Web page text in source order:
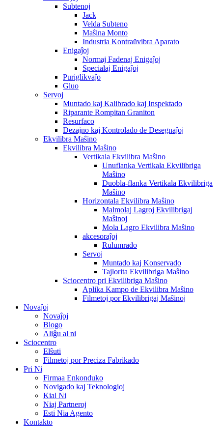
Subtenoj
Jack
Velda Subteno
Maŝina Monto
Industria Kontraŭvibra Aparato
Enigaĵoj
Normaj Fadenaj Enigaĵoj
Specialaj Enigaĵoj
Puriglikvaĵo
Gluo
Servoj
Muntado kaj Kalibrado kaj Inspektado
Riparante Rompitan Graniton
Resurfaco
Dezajno kaj Kontrolado de Desegnaĵoj
Ekvilibra Maŝino
Ekvilibra Maŝino
Vertikala Ekvilibra Maŝino
Unuflanka Vertikala Ekvilibriga
Maŝino
Duobla-flanka Vertikala Ekvilibriga
Maŝino
Horizontala Ekvilibra Maŝino
Malmolaj Lagroj Ekvilibrigaj
Maŝinoj
Mola Lagro Ekvilibra Maŝino
akcesoraĵoj
Rulumrado
Servoj
Muntado kaj Konservado
Tajlorita Ekvilibriga Maŝino
Sciocentro pri Ekvilibriga Maŝino
Aplika Kampo de Ekvilibra Maŝino
Filmetoj por Ekvilibrigaj Maŝinoj
Novaĵoj
Novaĵoj
Blogo
Aliĝu al ni
Sciocentro
Elŝuti
Filmetoj por Preciza Fabrikado
Pri Ni
Firmaa Enkonduko
Novigado kaj Teknologioj
Kial Ni
Niaj Partneroj
Esti Nia Agento
Kontakto